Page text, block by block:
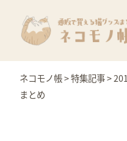
猫グッズ一覧
メーカー別
価格別
特集
ネコモノ帳>特集記事>
まとめ